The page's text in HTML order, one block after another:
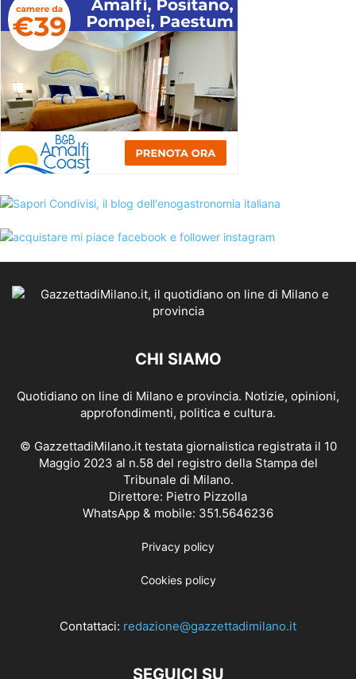
CHI SIAMO
Quotidiano on line di Milano e provincia. Notizie, opinioni,
approfondimenti, politica e cultura.
© GazzettadiMilano.it testata giornalistica registrata il 10
Maggio 2023 al n.58 del registro della Stampa del
Tribunale di Milano.
Direttore: Pietro Pizzolla
WhatsApp & mobile: 351.5646236
Privacy policy
Cookies policy
Contattaci: redazione@gazzettadimilano.it
SEGUICI SU